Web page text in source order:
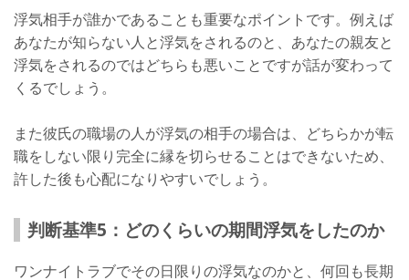
浮気相手が誰かであることも重要なポイントです。例えば
あなたが知らない人と浮気をされるのと、あなたの親友と
浮気をされるのではどちらも悪いことですが話が変わって
くるでしょう。
また彼氏の職場の人が浮気の相手の場合は、どちらかが転
職をしない限り完全に縁を切らせることはできないため、
許した後も心配になりやすいでしょう。
判断基準5：どのくらいの期間浮気をしたのか
ワンナイトラブでその日限りの浮気なのかと、何回も長期